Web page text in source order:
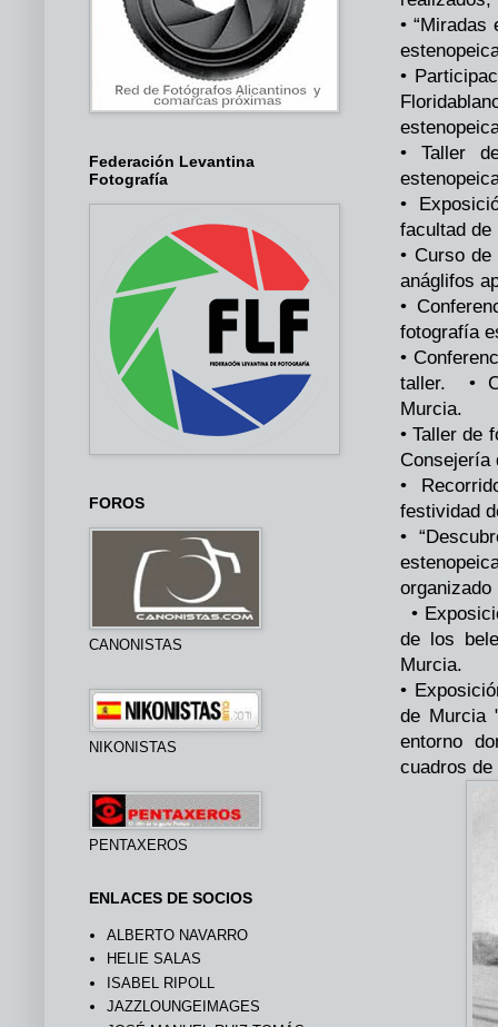
•
•
• Taller
•
facultad
• Curso
anáglifos
•
fotografía
•
taller. •
Murcia.
• Taller de
•
festividad
•
•
de los
Murcia.
•
de Murcia
entorno
cuadros
Federación Levantina
Fotografía
FOROS
CANONISTAS
NIKONISTAS
PENTAXEROS
ENLACES DE SOCIOS
ALBERTO NAVARRO
HELIE SALAS
ISABEL RIPOLL
JAZZLOUNGEIMAGES